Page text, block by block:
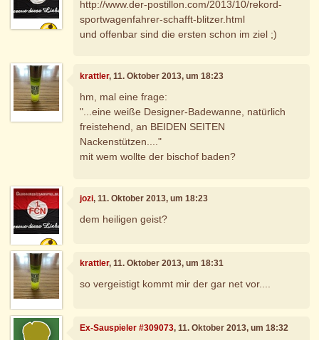
http://www.der-postillon.com/2013/10/rekord-
sportwagenfahrer-schafft-blitzer.html
und offenbar sind die ersten schon im ziel ;)
krattler, 11. Oktober 2013, um 18:23
hm, mal eine frage:
"...eine weiße Designer-Badewanne, natürlich
freistehend, an BEIDEN SEITEN
Nackenstützen...."
mit wem wollte der bischof baden?
jozi, 11. Oktober 2013, um 18:23
dem heiligen geist?
krattler, 11. Oktober 2013, um 18:31
so vergeistigt kommt mir der gar net vor....
Ex-Sauspieler #309073, 11. Oktober 2013, um 18:32